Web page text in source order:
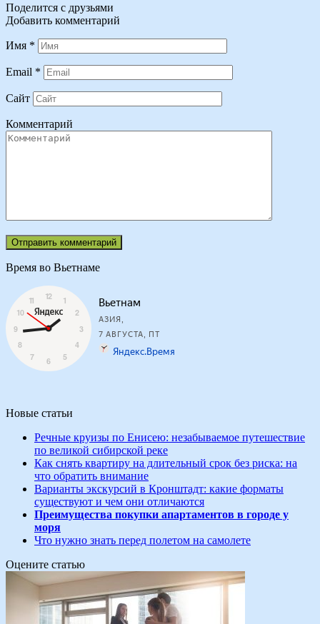
Поделится с друзьями
Добавить комментарий
Имя *
Email *
Сайт
Комментарий
Время во Вьетнаме
Новые статьи
Речные круизы по Енисею: незабываемое путешествие
по великой сибирской реке
Как снять квартиру на длительный срок без риска: на
что обратить внимание
Варианты экскурсий в Кронштадт: какие форматы
существуют и чем они отличаются
Преимущества покупки апартаментов в городе у
моря
Что нужно знать перед полетом на самолете
Оцените статью